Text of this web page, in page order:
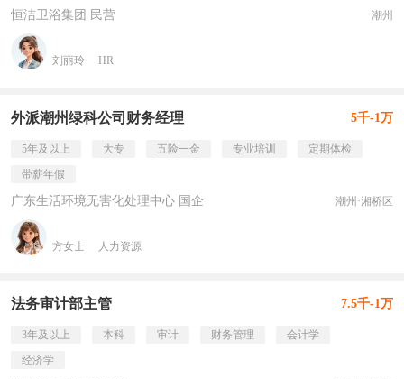
恒洁卫浴集团 民营 潮州
刘丽玲 HR
外派潮州绿科公司财务经理 5千-1万
5年及以上 大专 五险一金 专业培训
定期体检
带薪年假
广东生活环境无害化处理中心 国企 潮州·湘桥区
方女士 人力资源
法务审计部主管 7.5千-1万
3年及以上 本科 审计 财务管理
会计学
经济学